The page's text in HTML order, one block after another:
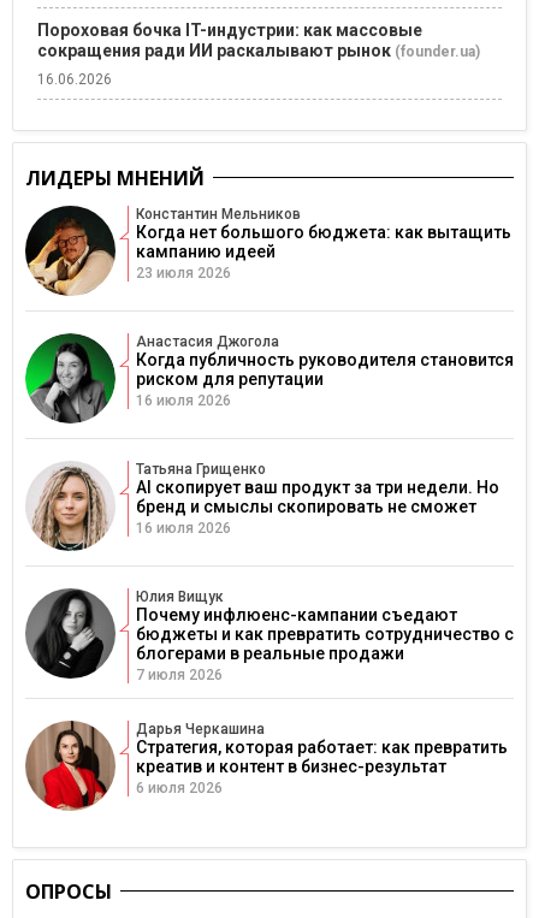
Пороховая бочка IT-индустрии: как массовые
сокращения ради ИИ раскалывают рынок (founder.ua)
16.06.2026
ЛИДЕРЫ МНЕНИЙ
Константин Мельников
Когда нет большого бюджета: как вытащить
кампанию идеей
23 июля 2026
Анастасия Джогола
Когда публичность руководителя становится
риском для репутации
16 июля 2026
Татьяна Грищенко
AI скопирует ваш продукт за три недели. Но
бренд и смыслы скопировать не сможет
16 июля 2026
Юлия Вищук
Почему инфлюенс-кампании съедают
бюджеты и как превратить сотрудничество с
блогерами в реальные продажи
7 июля 2026
Дарья Черкашина
Стратегия, которая работает: как превратить
креатив и контент в бизнес-результат
6 июля 2026
ОПРОСЫ